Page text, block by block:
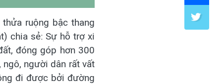
ruộng bậc thang
chia sẻ: Sự hỗ trợ xi
đóng góp hơn 300
người dân rất vất
đi được bởi đường